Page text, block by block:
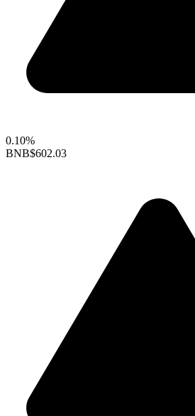
0.10%
BNB$602.03